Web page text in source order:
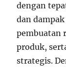
dengan
dan
pembuatan
produk,
strategis.